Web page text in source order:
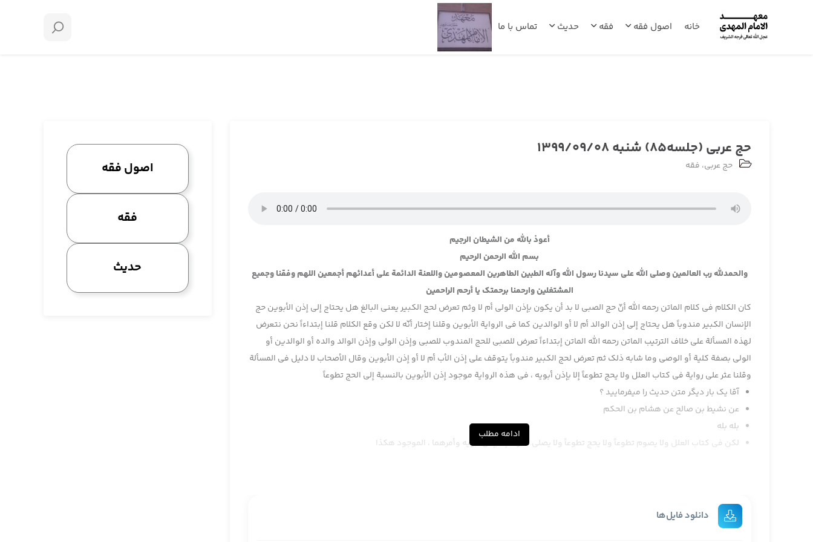
خانه اصول فقه فقه حدیث تماس با ما
حج عربی (جلسه85) شنبه 1399/09/08
حج عربی، فقه
أعوذ بالله من الشيطان الرجيم
بسم الله الرحمن الرحيم
والحمدلله رب العالمين وصلى الله على سيدنا رسول الله وآله الطبين الطاهرين المعصومين واللعنة الدائمة على أعدائهم أجمعين اللهم وفقنا وجميع
المشتغلين وارحمنا برحمتك يا أرحم الراحمين
كان الكلام في كلام الماتن رحمه الله أنّ حج الصبي لا بد أن يكون بإذن الولي أم لا وثم تعرض لحج الكبير يعني البالغ هل يحتاج إلى إذن الأبوين حج
الإنسان الكبير مندوباً هل يحتاج إلى إذن الوالد أم لا أو الوالدين كما في الرواية الأبوين وقلنا إختار أنّه لا لكن وقع الكلام قلنا إبتداءاً نحن نتعرض
لهذه المسألة على خلاف الترتيب الماتن رحمه الله الماتن إبتداءاً تعرض للصبي للحج المندوب للصبي وإذن الولي وإذن الوالد والده أو الوالدين أو
الولي بصفة كلية أو الوصي وما شابه ذلك ثم تعرض لحج الكبير مندوباً يتوقف على إذن الأب أم لا أو إذن الأبوين وقال الأصحاب لا دليل في المسألة
وقلنا عثر على رواية في كتاب العلل ولا يحج تطوعاً إلا بإذن أبويه ، في هذه الرواية موجود إذن الأبوين بالنسبة إلى الحج تطوعاً
آقا یک بار دیگر متن حدیث را میفرمایید ؟
عن نشيط بن صالح عن هشام بن الحكم
بله بله
لكن في كتاب العلل ولا يصوم تطوعاً ولا يحج تطوعاً ولا يصلي تطوعاً إلا بإذن أبويه وأمرهما ، الموجود هكذا
هذا الحديث وهل هو صحيح أم لا أراد الأستاد رحمه الله أن يصحح الحديث لأنّ المشهور إستشكل في الحديث من جهة وجود أحمد بن هلال العبرتائي
الكرخي فإنّه ورد فيه ذموم من الأئمة من الإمامين الهمامين الإمام العسكري والإمام المهدي صلوات الله وسلامه عليه ، ولذا ذهب المشهور على
ادامه مطلب
دانلود فایل‌ها
اصول فقه
فقه
حدیث